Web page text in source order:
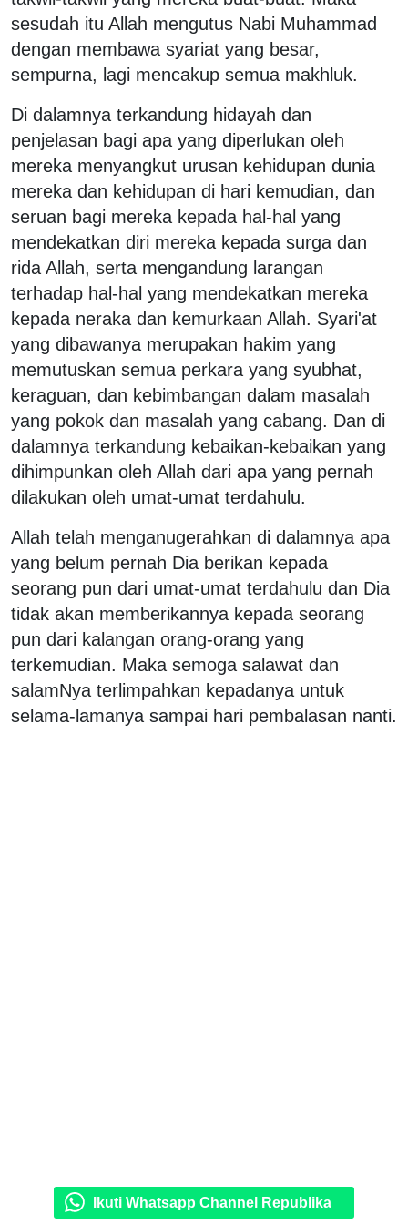
sesudah itu Allah mengutus Nabi Muhammad
dengan membawa syariat yang besar,
sempurna, lagi mencakup semua makhluk.
Di dalamnya terkandung hidayah dan
penjelasan bagi apa yang diperlukan oleh
mereka menyangkut urusan kehidupan dunia
mereka dan kehidupan di hari kemudian, dan
seruan bagi mereka kepada hal-hal yang
mendekatkan diri mereka kepada surga dan
rida Allah, serta mengandung larangan
terhadap hal-hal yang mendekatkan mereka
kepada neraka dan kemurkaan Allah. Syari'at
yang dibawanya merupakan hakim yang
memutuskan semua perkara yang syubhat,
keraguan, dan kebimbangan dalam masalah
yang pokok dan masalah yang cabang. Dan di
dalamnya terkandung kebaikan-kebaikan yang
dihimpunkan oleh Allah dari apa yang pernah
dilakukan oleh umat-umat terdahulu.
Allah telah menganugerahkan di dalamnya apa
yang belum pernah Dia berikan kepada
seorang pun dari umat-umat terdahulu dan Dia
tidak akan memberikannya kepada seorang
pun dari kalangan orang-orang yang
terkemudian. Maka semoga salawat dan
salam­Nya terlimpahkan kepadanya untuk
selama-lamanya sampai hari pembalasan nanti.
Ikuti Whatsapp Channel Republika